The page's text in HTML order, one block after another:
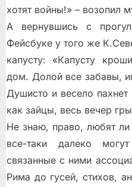
хотят войны!» – возопил
А вернувшись с
Фейсбуке у того же
капусту: «Капусту
дом. Долой все забавы,
Душисто и весело
как зайцы, весь вечер
Не знаю, право, любят ли
все-таки далеко
связанные с ними
Рима до гусей, стихов,